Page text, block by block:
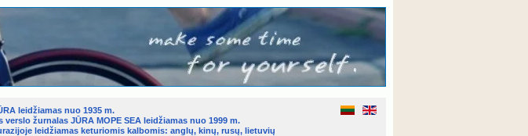
leidžiamas nuo 1935 m.
verslo žurnalas JŪRA MOPE SEA leidžiamas nuo 1999 m.
leidžiamas keturiomis kalbomis: anglų, kinų, rusų, lietuvių